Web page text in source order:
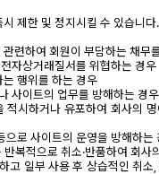
제한 및 정지시킬 수 있습니다.
련하여 회원이 부담하는 채무
자상거래질서를 위협하는 경우
행위를 하는 경우
사이트의 업무를 방해하는 경우
시하거나 유포하여 회사의
으로 사이트의 운영을 방해하는
복적으로 취소·반품하여 회사
일부 사용 후 상습적인 취